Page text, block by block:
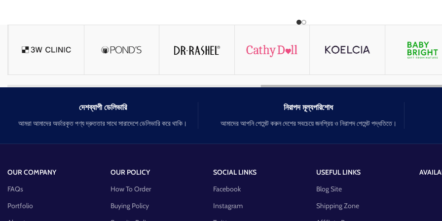
করে।
অন্যান্য প্রচুর স্বাস্থ্যকর সুবিধা।
দেশব্যাপী ডেলিভারি
আমরা আমাদের অর্ডারকৃত পণ্য দ্রুততার সাথে সারাদেশে ডেলিভারি করে থাকি।
নিরাপদ মূল্যপরিশোধ
আমাদের আপনি পেমেন্ট করুন দেশের সবচেয়ে জনপ্রিয় ও নিরাপদ পেমেন্ট পদ্ধতিতে।
OUR COMPANY
FAQs
Portfolio
OUR POLICY
How To Order
Buying Policy
SOCIAL LINKS
Facebook
Instagram
USEFUL LINKS
Blog Site
Shipping Zone